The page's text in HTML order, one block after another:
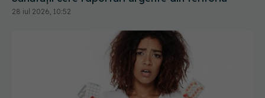
28 iul 2026, 10:52